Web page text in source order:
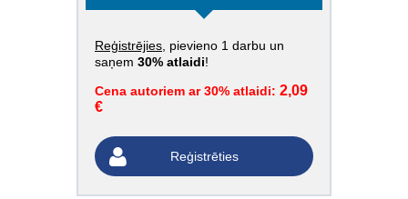
Reģistrējies , pievieno 1 darbu un
saņem 30% atlaidi!
Cena autoriem ar 30% atlaidi: 2,09
€
Reģistrēties